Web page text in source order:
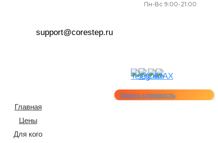
Пн-Вс 9:00-21:00
support@corestep.ru
Узнать стоимость
Главная
Цены
Для кого